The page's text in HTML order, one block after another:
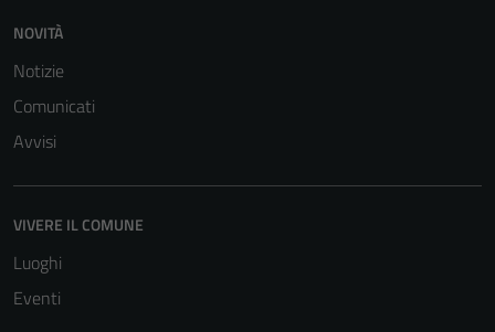
NOVITÀ
Notizie
Comunicati
Avvisi
VIVERE IL COMUNE
Luoghi
Eventi